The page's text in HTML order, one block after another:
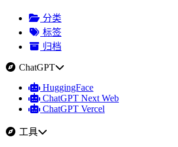
分类
标签
归档
ChatGPT
HuggingFace
ChatGPT Next Web
ChatGPT Vercel
工具